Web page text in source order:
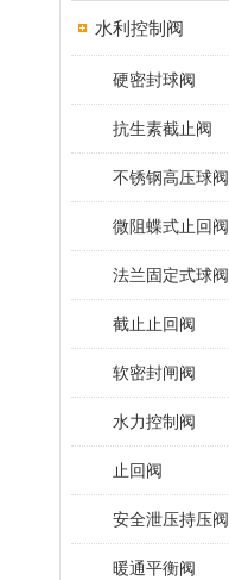
水利控制阀
硬密封球阀
抗生素截止阀
不锈钢高压球阀
微阻蝶式止回阀
法兰固定式球阀
截止止回阀
软密封闸阀
水力控制阀
止回阀
安全泄压持压阀
暖通平衡阀